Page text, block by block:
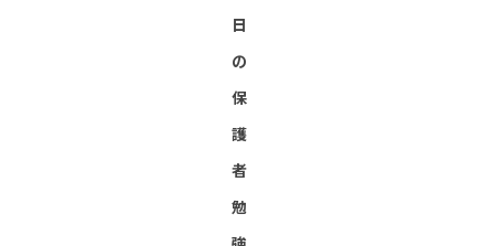
日
の
保
護
者
勉